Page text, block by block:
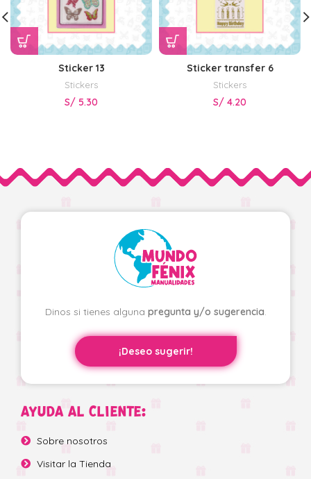
Sticker 13
Stickers
S/ 5.30
Sticker transfer 6
Stickers
S/ 4.20
Dinos si tienes alguna pregunta y/o sugerencia.
¡Deseo sugerir!
AYUDA AL CLIENTE:
Sobre nosotros
Visitar la Tienda